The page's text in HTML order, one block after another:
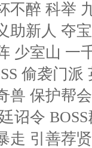
不醉 科举
助新人 夺
少室山 一
偷袭门
兽 保护帮
诏令
走 引善荐